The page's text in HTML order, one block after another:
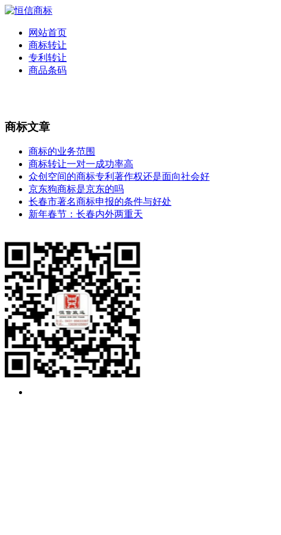
网站首页
商标转让
专利转让
商品条码
商标文章
商标的业务范围
商标转让一对一成功率高
众创空间的商标专利著作权还是面向社会好
京东狗商标是京东的吗
长春市著名商标申报的条件与好处
新年春节：长春内外两重天